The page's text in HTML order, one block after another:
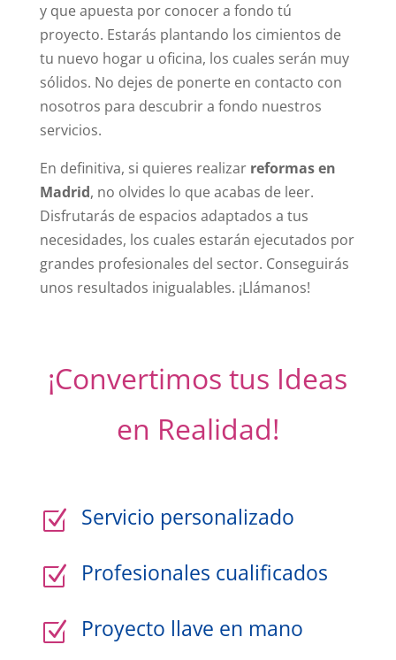
y que apuesta por conocer a fondo tú
proyecto. Estarás plantando los cimientos de
tu nuevo hogar u oficina, los cuales serán muy
sólidos. No dejes de ponerte en contacto con
nosotros para descubrir a fondo nuestros
servicios.
En definitiva, si quieres realizar reformas en
Madrid, no olvides lo que acabas de leer.
Disfrutarás de espacios adaptados a tus
necesidades, los cuales estarán ejecutados por
grandes profesionales del sector. Conseguirás
unos resultados inigualables. ¡Llámanos!
¡Convertimos tus Ideas
en Realidad!
Z Servicio personalizado
Z Profesionales cualificados
Z Proyecto llave en mano